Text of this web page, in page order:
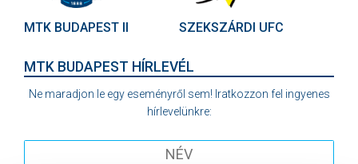
MTK BUDAPEST II SZEKSZÁRDI UFC
MTK BUDAPEST HÍRLEVÉL
Ne maradjon le egy eseményről sem! Iratkozzon fel ingyenes
hírlevelünkre: